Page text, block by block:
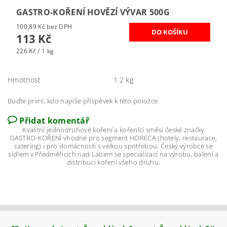
GASTRO-KOŘENÍ HOVĚZÍ VÝVAR 500G
100,89 Kč bez DPH
113 Kč
226 Kč / 1 kg
Hmotnost 1.2 kg
Buďte první, kdo napíše příspěvek k této položce.
Přidat komentář
Kvalitní jednodruhové koření a kořenící směsi české značky
GASTRO-KOŘENÍ vhodné pro segment HORECA (hotely, restaurace,
catering) i pro domácnosti s velkou spotřebou. Český výrobce se
sídlem v Předměřicích nad Labem se specializací na výrobu, balení a
distribuci koření všeho druhu.